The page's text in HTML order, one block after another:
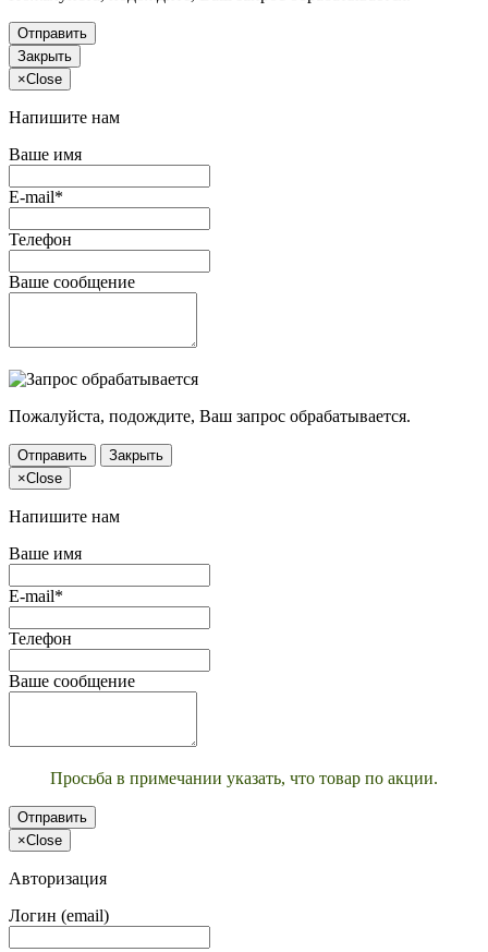
Отправить
Закрыть
×Close
Напишите нам
Ваше имя
E-mail*
Телефон
Ваше сообщение
Пожалуйста, подождите, Ваш запрос обрабатывается.
Отправить
Закрыть
×Close
Напишите нам
Ваше имя
E-mail*
Телефон
Ваше сообщение
Просьба в примечании указать, что товар по акции.
Отправить
×Close
Авторизация
Логин (email)